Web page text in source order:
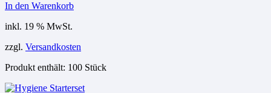
In den Warenkorb
inkl. 19 % MwSt.
zzgl. Versandkosten
Produkt enthält: 100 Stück